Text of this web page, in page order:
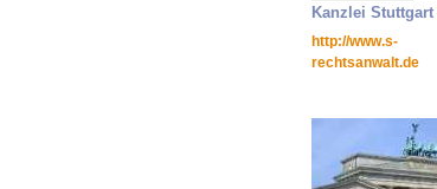
Kanzlei Stuttgart
http://www.s-
rechtsanwalt.de